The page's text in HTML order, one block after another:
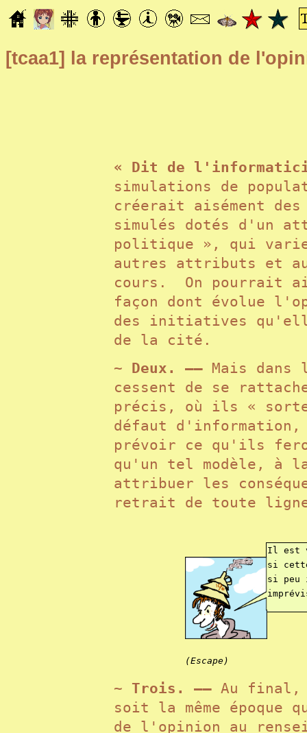
[tcaa1] la représentation de
« Dit de
simulations de
créerait aisément
simulés dotés d'un
politique », qui
autres attributs et
cours. On pourrait
façon dont évolue
des initiatives
de la cité.
~ Deux. —— Mais
cessent de se
précis, où ils «
défaut d'information,
prévoir ce qu'ils
qu'un tel modèle, à
attribuer les
retrait de toute
Il est
si
si peu
(Escape)
~ Trois. —— Au final,
soit la même époque
de l'opinion au